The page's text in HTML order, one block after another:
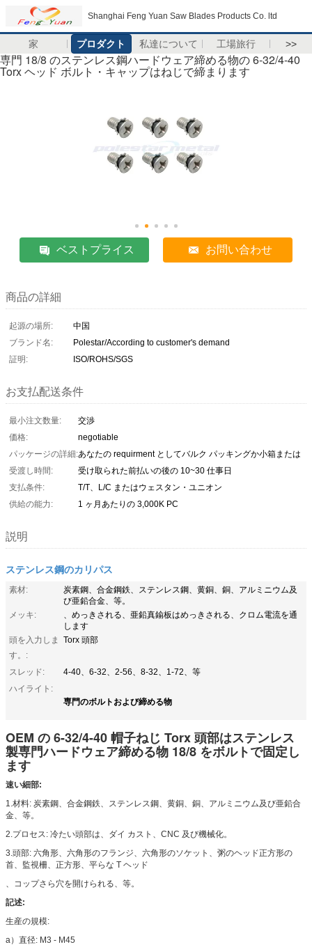
Shanghai Feng Yuan Saw Blades Products Co. ltd
家 プロダクト 私達について 工場旅行 >>
専門 18/8 のステンレス鋼ハードウェア締める物の 6-32/4-40
Torx ヘッド ボルト・キャップはねじで締まります
ベストプライス お問い合わせ
商品の詳細
起源の場所:
中国
ブランド名:
Polestar/According to customer's demand
証明:
ISO/ROHS/SGS
お支払配送条件
最小注文数量:
交渉
価格:
negotiable
パッケージの詳細:あなたの requirment としてバルク パッキングか小箱または
受渡し時間:
受け取られた前払いの後の 10~30 仕事日
支払条件:
T/T、L/C またはウェスタン・ユニオン
供給の能力:
1 ヶ月あたりの 3,000K PC
説明
ステンレス鋼のカリパス
素材:
炭素鋼、合金鋼鉄、ステンレス鋼、黄銅、銅、アルミニウム及
び亜鉛合金、等。
メッキ:
、めっきされる、亜鉛真鍮板はめっきされる、クロム電流を通
します
頭を入力しま
す。:
Torx 頭部
スレッド:
4-40、6-32、2-56、8-32、1-72、等
ハイライト:
専門のボルトおよび締める物
OEM の 6-32/4-40 帽子ねじ Torx 頭部はステンレス
製専門ハードウェア締める物 18/8 をボルトで固定し
ます
速い細部:
1.材料: 炭素鋼、合金鋼鉄、ステンレス鋼、黄銅、銅、アルミニウム及び亜鉛合
金、等。
2.プロセス: 冷たい頭部は、ダイ カスト、CNC 及び機械化。
3.頭部: 六角形、六角形のフランジ、六角形のソケット、粥のヘッド正方形の
首、監視柵、正方形、平らな T ヘッド
、コップさら穴を開けられる、等。
記述:
生産の規模:
a）直径: M3 - M45